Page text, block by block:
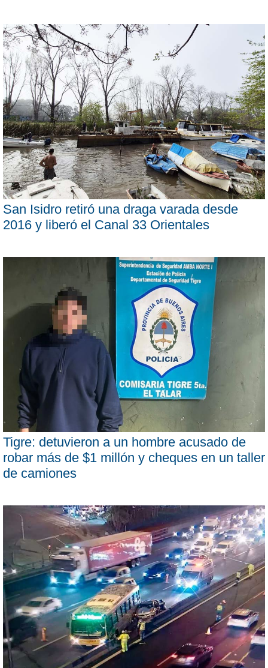
San Isidro retiró una draga varada desde
2016 y liberó el Canal 33 Orientales
Tigre: detuvieron a un hombre acusado de
robar más de $1 millón y cheques en un taller
de camiones